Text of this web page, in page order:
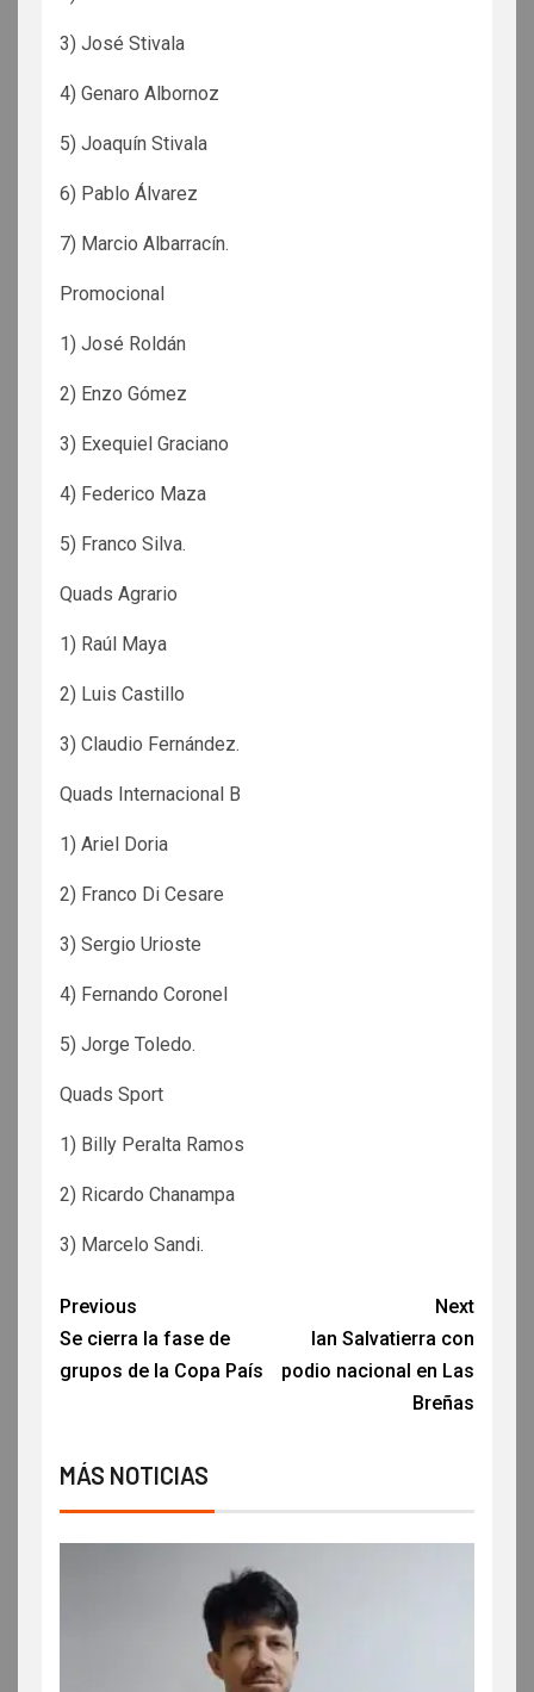
3) José Stivala
4) Genaro Albornoz
5) Joaquín Stivala
6) Pablo Álvarez
7) Marcio Albarracín.
Promocional
1) José Roldán
2) Enzo Gómez
3) Exequiel Graciano
4) Federico Maza
5) Franco Silva.
Quads Agrario
1) Raúl Maya
2) Luis Castillo
3) Claudio Fernández.
Quads Internacional B
1) Ariel Doria
2) Franco Di Cesare
3) Sergio Urioste
4) Fernando Coronel
5) Jorge Toledo.
Quads Sport
1) Billy Peralta Ramos
2) Ricardo Chanampa
3) Marcelo Sandi.
Previous
Se cierra la fase de
grupos de la Copa País
Next
Ian Salvatierra con
podio nacional en Las
Breñas
MÁS NOTICIAS